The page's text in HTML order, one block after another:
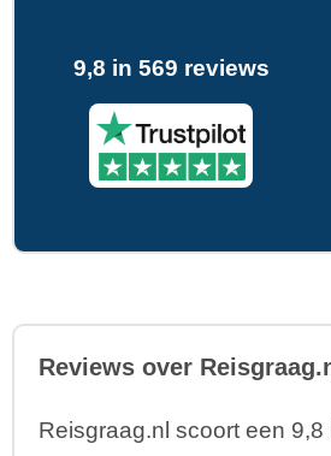
9,8 in 569 reviews
Reviews over
Reisgraag.nl scoort een 9,8